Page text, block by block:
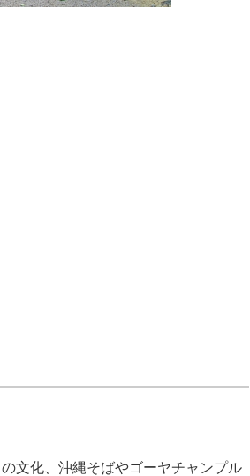
文化、沖縄そばやゴーヤチャンプル